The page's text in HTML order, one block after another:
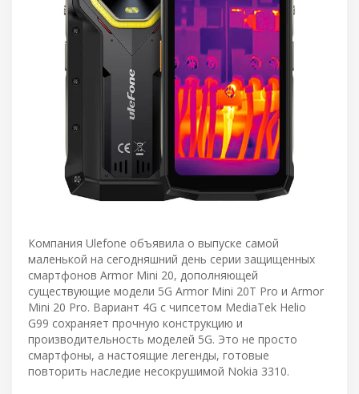
Компания Ulefone объявила о выпуске самой
маленькой на сегодняшний день серии защищенных
смартфонов Armor Mini 20, дополняющей
существующие модели 5G Armor Mini 20T Pro и Armor
Mini 20 Pro. Вариант 4G с чипсетом MediaTek Helio
G99 сохраняет прочную конструкцию и
производительность моделей 5G. Это не просто
смартфоны, а настоящие легенды, готовые
повторить наследие несокрушимой Nokia 3310.